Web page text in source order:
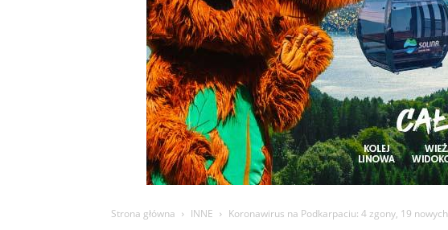
Strona główna INNE Koronawirus na Podkarpaciu: 4 zgony, 19